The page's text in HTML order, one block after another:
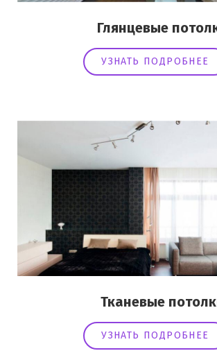
Глянцевые
УЗНАТЬ ПОДРОБНЕЕ
Тканевые
УЗНАТЬ ПОДРОБНЕЕ